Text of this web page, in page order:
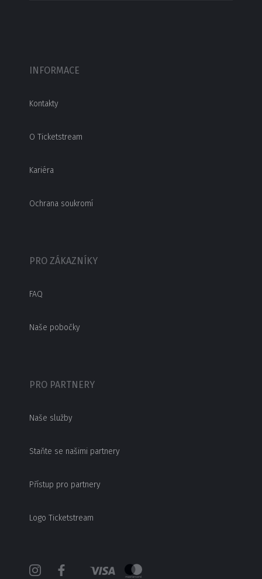
INFORMACE
Kontakty
O Ticketstream
Kariéra
Ochrana soukromí
PRO ZÁKAZNÍKY
FAQ
Naše pobočky
PRO PARTNERY
Naše služby
Staňte se našimi partnery
Přístup pro partnery
Logo Ticketstream